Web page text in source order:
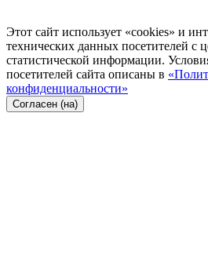
Этот сайт использует «cookies» и
технических данных посетителей с
статистической информации.
посетителей сайта описаны в
конфиденциальности»
Согласен (на)